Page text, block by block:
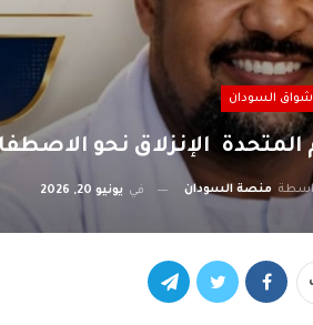
السودان
المتحدة الإنزلاق نحو
منصة السودان في يونيو 20, 2026